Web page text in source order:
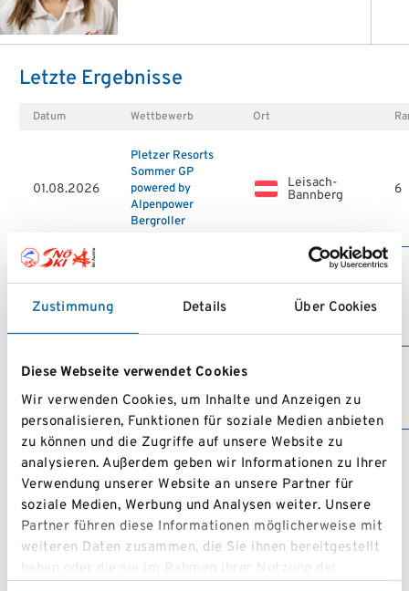
Zustimmung Details Über Cookies
Diese Webseite verwendet Cookies
Wir verwenden Cookies, um Inhalte und Anzeigen zu
personalisieren, Funktionen für soziale Medien anbieten
zu können und die Zugriffe auf unsere Website zu
analysieren. Außerdem geben wir Informationen zu Ihrer
Verwendung unserer Website an unsere Partner für
soziale Medien, Werbung und Analysen weiter. Unsere
Partner führen diese Informationen möglicherweise mit
weiteren Daten zusammen, die Sie ihnen bereitgestellt
Letzte Ergebnisse
Datum Wettbewerb Ort
01.08.2026
Pletzer Resorts
Sommer GP
powered by
Alpenpower
Bergroller
Leisach-
Bannberg 6
DOPPELSTOCK
SKIROLLERCUP
Kernhof
Camping
Gippelblick
NÖ LANGLAUF
Bergsprint
Kirchbach
15.03.2026
Energie Stmk
Langlauf
Landescup Finale
(Steir MS) CT &
Fischer-Kelag
2026 & ÖM
Ramsau am
Dachstein